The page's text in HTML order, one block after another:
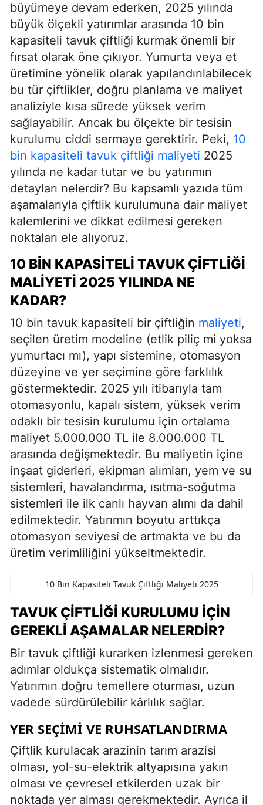
büyümeye devam ederken, 2025 yılında
büyük ölçekli yatırımlar arasında 10 bin
kapasiteli tavuk çiftliği kurmak önemli bir
fırsat olarak öne çıkıyor. Yumurta veya et
üretimine yönelik olarak yapılandırılabilecek
bu tür çiftlikler, doğru planlama ve maliyet
analiziyle kısa sürede yüksek verim
sağlayabilir. Ancak bu ölçekte bir tesisin
kurulumu ciddi sermaye gerektirir. Peki, 10
bin kapasiteli tavuk çiftliği maliyeti 2025
yılında ne kadar tutar ve bu yatırımın
detayları nelerdir? Bu kapsamlı yazıda tüm
aşamalarıyla çiftlik kurulumuna dair maliyet
kalemlerini ve dikkat edilmesi gereken
noktaları ele alıyoruz.
10 BIN KAPASITELI TAVUK ÇIFTLIĞI
MALIYETI 2025 YILINDA NE
KADAR?
10 bin tavuk kapasiteli bir çiftliğin maliyeti,
seçilen üretim modeline (etlik piliç mi yoksa
yumurtacı mı), yapı sistemine, otomasyon
düzeyine ve yer seçimine göre farklılık
göstermektedir. 2025 yılı itibarıyla tam
otomasyonlu, kapalı sistem, yüksek verim
odaklı bir tesisin kurulumu için ortalama
maliyet 5.000.000 TL ile 8.000.000 TL
arasında değişmektedir. Bu maliyetin içine
inşaat giderleri, ekipman alımları, yem ve su
sistemleri, havalandırma, ısıtma-soğutma
sistemleri ile ilk canlı hayvan alımı da dahil
edilmektedir. Yatırımın boyutu arttıkça
otomasyon seviyesi de artmakta ve bu da
üretim verimliliğini yükseltmektedir.
10 Bin Kapasiteli Tavuk Çiftliği Maliyeti 2025
TAVUK ÇIFTLIĞI KURULUMU İÇIN
GEREKLI AŞAMALAR NELERDIR?
Bir tavuk çiftliği kurarken izlenmesi gereken
adımlar oldukça sistematik olmalıdır.
Yatırımın doğru temellere oturması, uzun
vadede sürdürülebilir kârlılık sağlar.
YER SEÇIMI VE RUHSATLANDIRMA
Çiftlik kurulacak arazinin tarım arazisi
olması, yol-su-elektrik altyapısına yakın
olması ve çevresel etkilerden uzak bir
noktada yer alması gerekmektedir. Ayrıca il